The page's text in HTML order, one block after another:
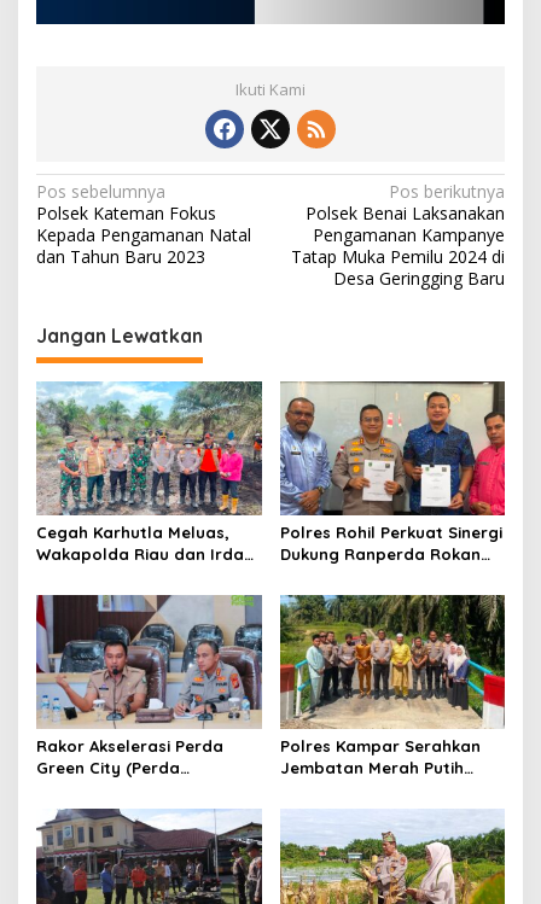
Ikuti Kami
N
a
v
g
a
s
i
p
o
s
Pos sebelumnya
Polsek Kateman Fokus
Kepada Pengamanan Natal
dan Tahun Baru 2023
Pos berikutnya
Polsek Benai Laksanakan
Pengamanan Kampanye
Tatap Muka Pemilu 2024 di
Desa Geringging Baru
Jangan Lewatkan
Cegah Karhutla Meluas,
Wakapolda Riau dan Irdam
Padamkan Api di Pasir
Limau Kapas
Polres Rohil Perkuat Sinergi
Dukung Ranperda Rokan
Berkelanjutan
Rakor Akselerasi Perda
Green City (Perda
Pekanbaru Bersama Dinas
Lingkungan Hidup Kota
Pekanbaru dan Tim Pakar
Polres Kampar Serahkan
Jembatan Merah Putih
Warga Pulau Jambu Kuok